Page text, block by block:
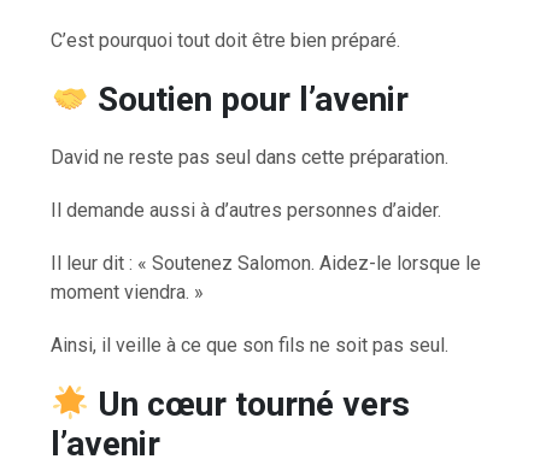
C’est pourquoi tout doit être bien préparé.
Soutien pour l’avenir
David ne reste pas seul dans cette préparation.
Il demande aussi à d’autres personnes d’aider.
Il leur dit : « Soutenez Salomon. Aidez-le lorsque le
moment viendra. »
Ainsi, il veille à ce que son fils ne soit pas seul.
Un cœur tourné vers
l’avenir